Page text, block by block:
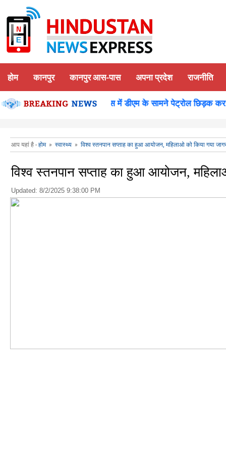
होम कानपुर कानपुर आस-पास अपना प्रदेश राजनीति
पूजन कानपुर-समाधान दिवस में डीएम के सामने पेट्रोल छिड़क कर
आप यहां है - होम» स्वास्थ्य » विश्व स्तनपान सप्ताह का हुआ आयोजन, महिलाओ को किया गया
विश्व स्तनपान सप्ताह का हुआ आयोजन,
Updated: 8/2/2025 9:38:00 PM